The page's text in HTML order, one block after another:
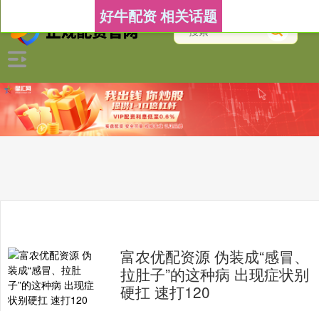
好牛配资 相关话题
富农优配资源 伪装成“感冒、
拉肚子”的这种病 出现症状别
硬扛 速打120